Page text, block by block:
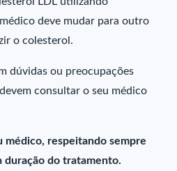
deve mudar para outro
o colesterol.
dúvidas ou preocupações
consultar o seu médico
médico, respeitando sempre
duração do tratamento.